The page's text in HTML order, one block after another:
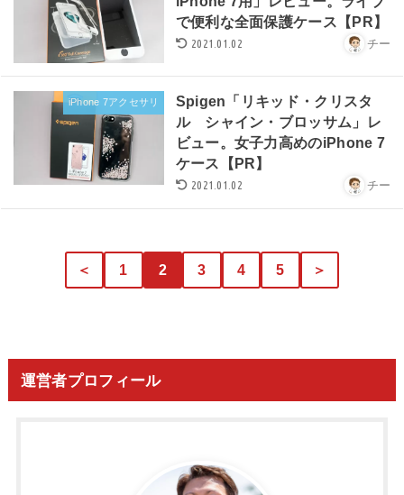
で便利な全面保護ケース【PR】
2021.01.02 チー
iPhone 7アクセサリ
Spigen「リキッド・クリスタ
ル シャイン・ブロッサム」レ
ビュー。女子力高めのiPhone 7
ケース【PR】
2021.01.02 チー
＜ 1 2 3 4 5 ＞
運営者プロフィール